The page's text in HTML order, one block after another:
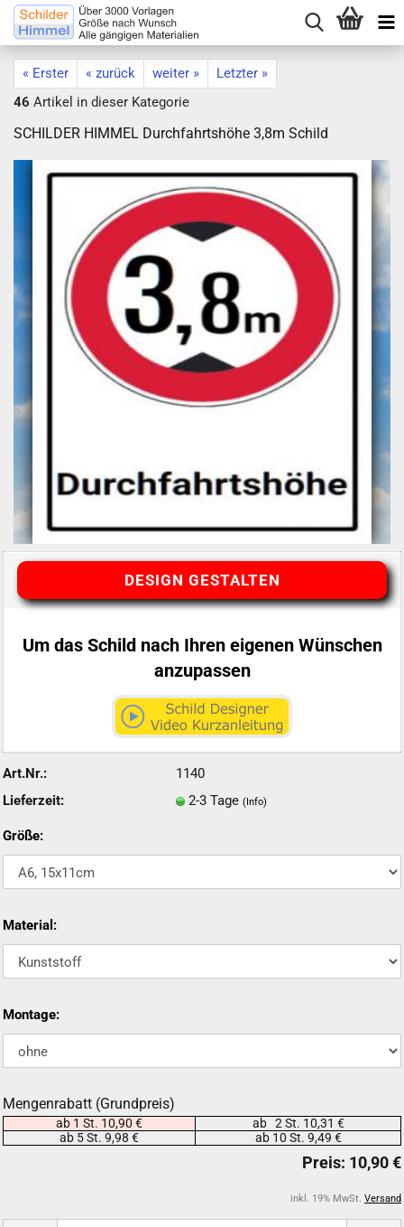
« Erster « zurück weiter »
Letzter »
46 Artikel in dieser Kategorie
SCHILDER HIMMEL Durchfahrtshöhe 3,8m Schild
DESIGN GESTALTEN
Um das Schild nach Ihren eigenen Wünschen
anzupassen
Art.Nr.:
1140
Lieferzeit:
2-3 Tage (Info)
Größe:
Material:
Montage:
Mengenrabatt (Grundpreis)
ab 1 St. 10,90 €
ab 2 St. 10,31 €
ab 5 St. 9,98 €
ab 10 St. 9,49 €
inkl. 19% MwSt. Versand